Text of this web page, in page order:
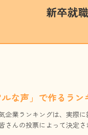
新卒就
な声」で作るラン
企業ランキングは、実際に
さんの投票によって決定さ